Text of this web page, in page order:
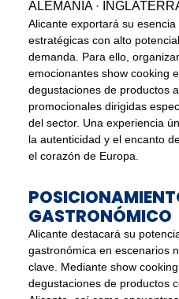
ALEMANIA ·
Alicante exportará su
estratégicas con alto
demanda. Para ello,
emocionantes show cooking
degustaciones de productos
promocionales dirigidas
del sector. Una experiencia
la autenticidad y el encanto
el corazón de Europa.
GASTRONÓMICO
Alicante destacará su
gastronómica en escenarios
clave. Mediante show
degustaciones de productos